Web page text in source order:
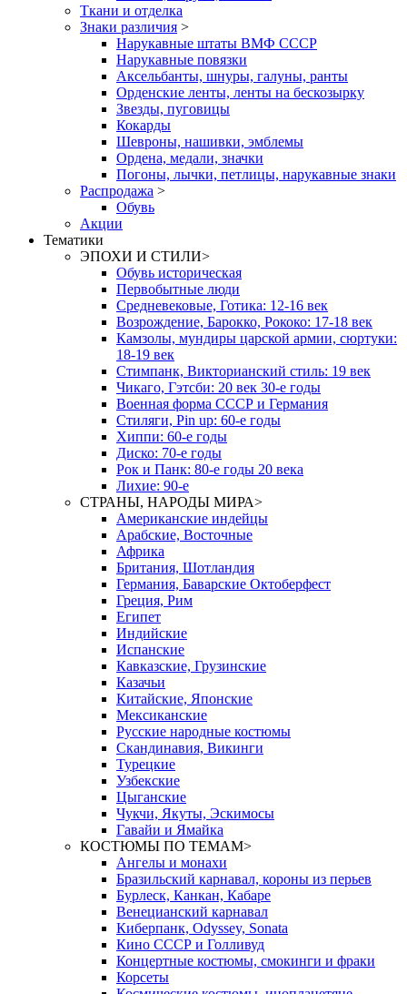
Ткани и отделка
Знаки различия >
Нарукавные штаты ВМФ СССР
Нарукавные повязки
Аксельбанты, шнуры, галуны, ранты
Орденские ленты, ленты на бескозырку
Звезды, пуговицы
Кокарды
Шевроны, нашивки, эмблемы
Ордена, медали, значки
Погоны, лычки, петлицы, нарукавные знаки
Распродажа >
Обувь
Акции
Тематики
ЭПОХИ И СТИЛИ>
Обувь историческая
Первобытные люди
Средневековые, Готика: 12-16 век
Возрождение, Барокко, Рококо: 17-18 век
Камзолы, мундиры царской армии, сюртуки:
18-19 век
Стимпанк, Викторианский стиль: 19 век
Чикаго, Гэтсби: 20 век 30-е годы
Военная форма СССР и Германия
Стиляги, Pin up: 60-е годы
Хиппи: 60-е годы
Диско: 70-е годы
Рок и Панк: 80-е годы 20 века
Лихие: 90-е
СТРАНЫ, НАРОДЫ МИРА>
Американские индейцы
Арабские, Восточные
Африка
Британия, Шотландия
Германия, Баварские Октоберфест
Греция, Рим
Египет
Индийские
Испанские
Кавказские, Грузинские
Казачьи
Китайские, Японские
Мексиканские
Русские народные костюмы
Скандинавия, Викинги
Турецкие
Узбекские
Цыганские
Чукчи, Якуты, Эскимосы
Гавайи и Ямайка
КОСТЮМЫ ПО ТЕМАМ>
Ангелы и монахи
Бразильский карнавал, короны из перьев
Бурлеск, Канкан, Кабаре
Венецианский карнавал
Киберпанк, Odyssey, Sonata
Кино СССР и Голливуд
Концертные костюмы, смокинги и фраки
Корсеты